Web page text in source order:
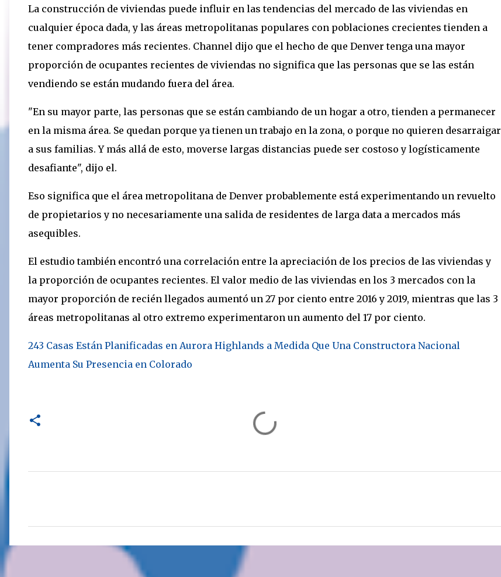
La construcción de viviendas puede influir en las tendencias del mercado de las viviendas en
cualquier época dada, y las áreas metropolitanas populares con poblaciones crecientes tienden a
tener compradores más recientes. Channel dijo que el hecho de que Denver tenga una mayor
proporción de ocupantes recientes de viviendas no significa que las personas que se las están
vendiendo se están mudando fuera del área.
"En su mayor parte, las personas que se están cambiando de un hogar a otro, tienden a permanecer
en la misma área. Se quedan porque ya tienen un trabajo en la zona, o porque no quieren desarraigar
a sus familias. Y más allá de esto, moverse largas distancias puede ser costoso y logísticamente
desafiante", dijo el.
Eso significa que el área metropolitana de Denver probablemente está experimentando un revuelto
de propietarios y no necesariamente una salida de residentes de larga data a mercados más
asequibles.
El estudio también encontró una correlación entre la apreciación de los precios de las viviendas y
la proporción de ocupantes recientes. El valor medio de las viviendas en los 3 mercados con la
mayor proporción de recién llegados aumentó un 27 por ciento entre 2016 y 2019, mientras que las 3
áreas metropolitanas al otro extremo experimentaron un aumento del 17 por ciento.
243 Casas Están Planificadas en Aurora Highlands a Medida Que Una Constructora Nacional
Aumenta Su Presencia en Colorado